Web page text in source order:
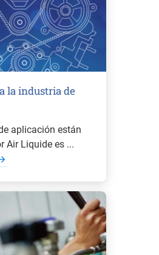
la industria de
aplicación están
Air Liquide es ...